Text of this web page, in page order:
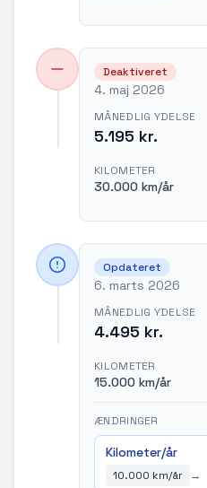
Deaktiveret
4. maj 2026
MÅNEDLIG YDELSE
5.195 kr.
KILOMETER
30.000 km/år
Opdateret
6. marts 2026
MÅNEDLIG YDELSE
4.495 kr.
KILOMETER
15.000 km/år
ÆNDRINGER
Kilometer/år
10.000 km/år →